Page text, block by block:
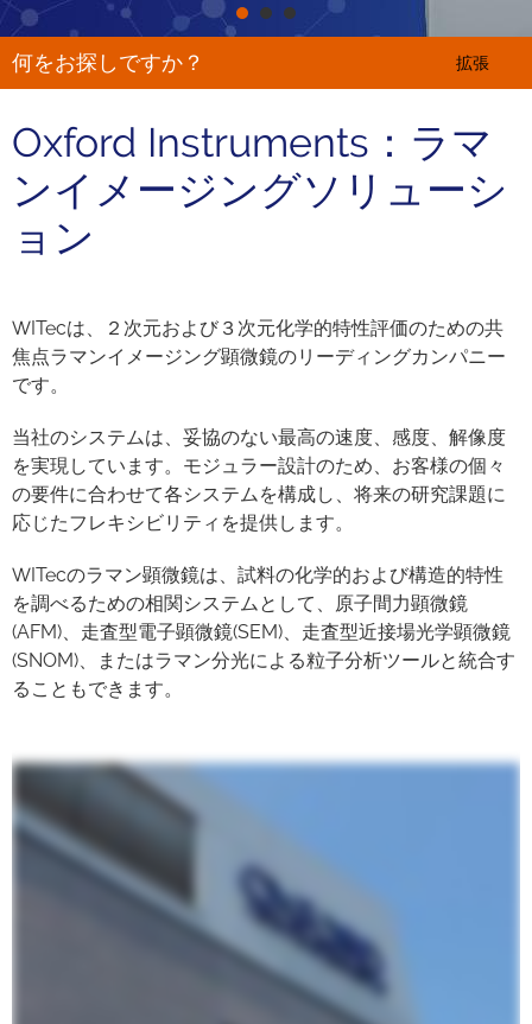
何をお探しですか？ 拡張
Oxford Instruments：ラマ
ンイメージングソリューシ
ョン
WITecは、２次元および３次元化学的特性評価のための共
焦点ラマンイメージング顕微鏡のリーディングカンパニー
です。
当社のシステムは、妥協のない最高の速度、感度、解像度
を実現しています。モジュラー設計のため、お客様の個々
の要件に合わせて各システムを構成し、将来の研究課題に
応じたフレキシビリティを提供します。
WITecのラマン顕微鏡は、試料の化学的および構造的特性
を調べるための相関システムとして、原子間力顕微鏡
(AFM)、走査型電子顕微鏡(SEM)、走査型近接場光学顕微鏡
(SNOM)、またはラマン分光による粒子分析ツールと統合す
ることもできます。